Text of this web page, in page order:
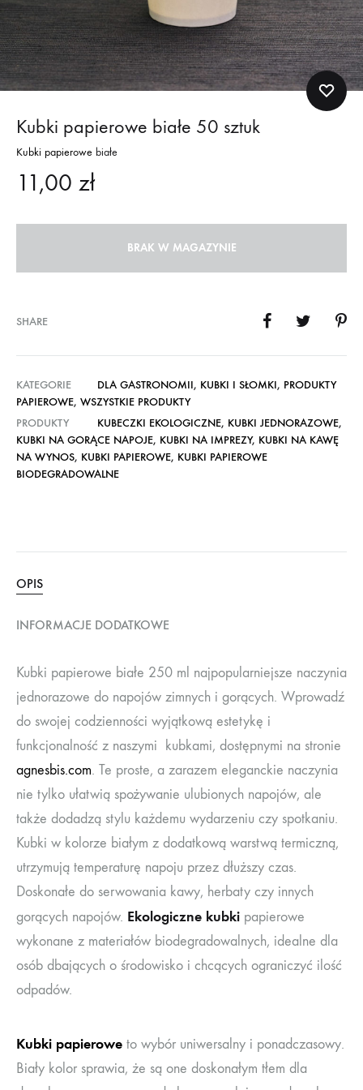
Kubki papierowe białe 50 sztuk
Kubki papierowe białe
11,00 zł
BRAK W MAGAZYNIE
SHARE
KATEGORIE DLA GASTRONOMII, KUBKI I SŁOMKI, PRODUKTY
PAPIEROWE, WSZYSTKIE PRODUKTY
PRODUKTY
KUBECZKI EKOLOGICZNE, KUBKI JEDNORAZOWE,
KUBKI NA GORĄCE NAPOJE, KUBKI NA IMPREZY, KUBKI NA KAWĘ
NA WYNOS, KUBKI PAPIEROWE, KUBKI PAPIEROWE
BIODEGRADOWALNE
OPIS
INFORMACJE DODATKOWE
Kubki papierowe białe 250 ml najpopularniejsze naczynia
jednorazowe do napojów zimnych i gorących. Wprowadź
do swojej codzienności wyjątkową estetykę i
funkcjonalność z naszymi kubkami, dostępnymi na stronie
agnesbis.com. Te proste, a zarazem eleganckie naczynia
nie tylko ułatwią spożywanie ulubionych napojów, ale
także dodadzą stylu każdemu wydarzeniu czy spotkaniu.
Kubki w kolorze białym z dodatkową warstwą termiczną,
utrzymują temperaturę napoju przez dłuższy czas.
Doskonałe do serwowania kawy, herbaty czy innych
gorących napojów. Ekologiczne kubki papierowe
wykonane z materiałów biodegradowalnych, idealne dla
osób dbających o środowisko i chcących ograniczyć ilość
odpadów.
Kubki papierowe to wybór uniwersalny i ponadczasowy.
Biały kolor sprawia, że są one doskonałym tłem dla